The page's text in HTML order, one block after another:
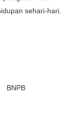
sehari-hari.
BNPB